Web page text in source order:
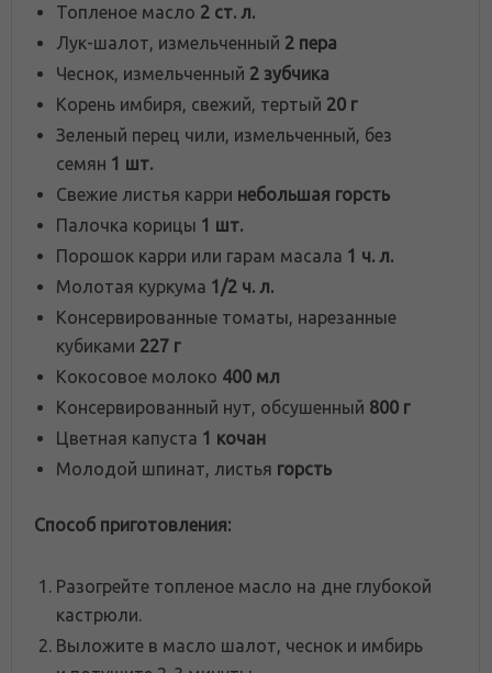
Топленое масло 2 ст. л.
Лук-шалот, измельченный 2 пера
Чеснок, измельченный 2 зубчика
Корень имбиря, свежий, тертый 20 г
Зеленый перец чили, измельченный, без
семян 1 шт.
Свежие листья карри небольшая горсть
Палочка корицы 1 шт.
Порошок карри или гарам масала 1 ч. л.
Молотая куркума 1/2 ч. л.
Консервированные томаты, нарезанные
кубиками 227 г
Кокосовое молоко 400 мл
Консервированный нут, обсушенный 800 г
Цветная капуста 1 кочан
Молодой шпинат, листья горсть
Способ приготовления:
Разогрейте топленое масло на дне глубокой
кастрюли.
Выложите в масло шалот, чеснок и имбирь